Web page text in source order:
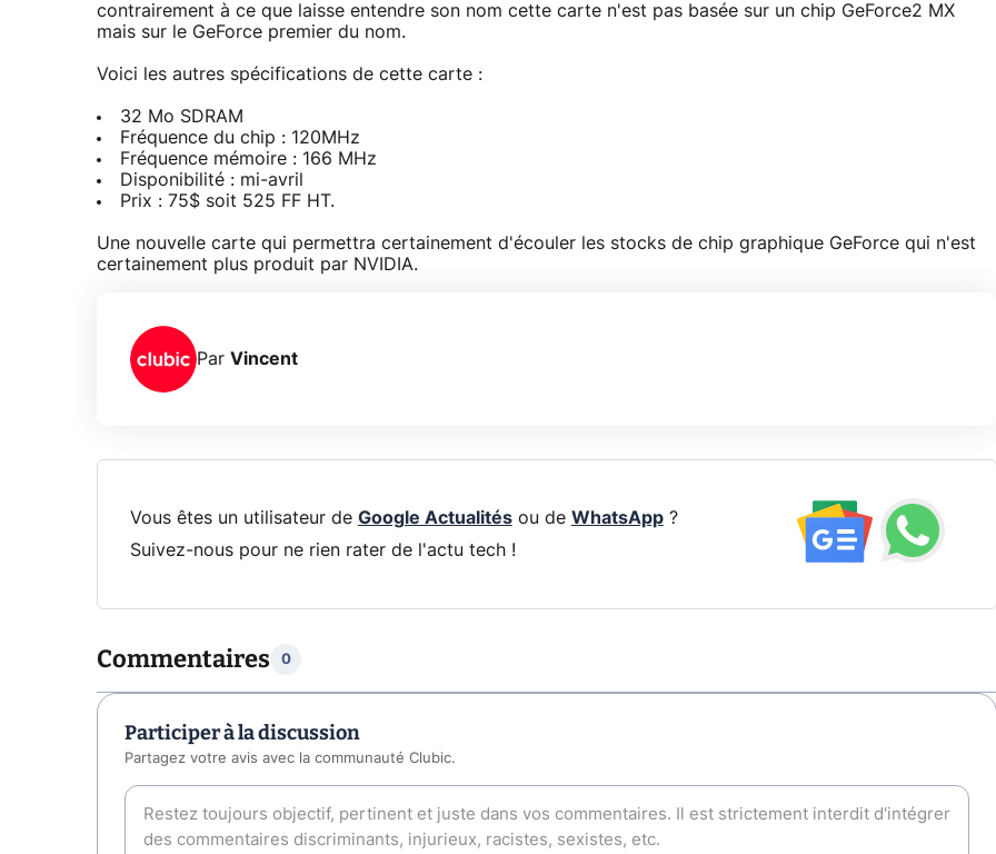
contrairement à ce que laisse entendre son nom cette carte n'est pas basée sur un chip GeForce2 MX
mais sur le GeForce premier du nom.
Voici les autres spécifications de cette carte :
32 Mo SDRAM
Fréquence du chip : 120MHz
Fréquence mémoire : 166 MHz
Disponibilité : mi-avril
Prix : 75$ soit 525 FF HT.
Une nouvelle carte qui permettra certainement d'écouler les stocks de chip graphique GeForce qui n'est
certainement plus produit par NVIDIA.
Par Vincent
Vous êtes un utilisateur de Google Actualitésou de WhatsApp?
Suivez-nous pour ne rien rater de l'actu tech !
Commentaires 0
Participer à la discussion
Partagez votre avis avec la communauté Clubic.